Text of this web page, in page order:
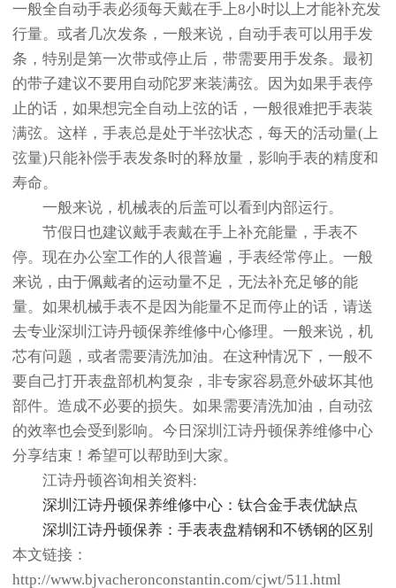
一般全自动手表必须每天戴在手上8小时以上才能补充发
行量。或者几次发条，一般来说，自动手表可以用手发
条，特别是第一次带或停止后，带需要用手发条。最初
的带子建议不要用自动陀罗来装满弦。因为如果手表停
止的话，如果想完全自动上弦的话，一般很难把手表装
满弦。这样，手表总是处于半弦状态，每天的活动量(上
弦量)只能补偿手表发条时的释放量，影响手表的精度和
寿命。
一般来说，机械表的后盖可以看到内部运行。
节假日也建议戴手表戴在手上补充能量，手表不
停。现在办公室工作的人很普遍，手表经常停止。一般
来说，由于佩戴者的运动量不足，无法补充足够的能
量。如果机械手表不是因为能量不足而停止的话，请送
去专业深圳江诗丹顿保养维修中心修理。一般来说，机
芯有问题，或者需要清洗加油。在这种情况下，一般不
要自己打开表盘部机构复杂，非专家容易意外破坏其他
部件。造成不必要的损失。如果需要清洗加油，自动弦
的效率也会受到影响。今日深圳江诗丹顿保养维修中心
分享结束！希望可以帮助到大家。
江诗丹顿咨询相关资料:
深圳江诗丹顿保养维修中心：钛合金手表优缺点
深圳江诗丹顿保养：手表表盘精钢和不锈钢的区别
本文链接：
http://www.bjvacheronconstantin.com/cjwt/511.html